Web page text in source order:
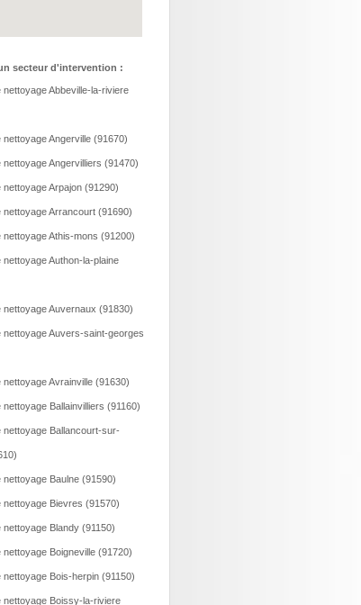
secteur d'intervention :
nettoyage Abbeville-la-riviere
nettoyage Angerville (91670)
nettoyage Angervilliers (91470)
nettoyage Arpajon (91290)
nettoyage Arrancourt (91690)
nettoyage Athis-mons (91200)
nettoyage Authon-la-plaine
nettoyage Auvernaux (91830)
nettoyage Auvers-saint-georges
nettoyage Avrainville (91630)
nettoyage Ballainvilliers (91160)
nettoyage Ballancourt-sur-
nettoyage Baulne (91590)
nettoyage Bievres (91570)
nettoyage Blandy (91150)
nettoyage Boigneville (91720)
nettoyage Bois-herpin (91150)
nettoyage Boissy-la-riviere